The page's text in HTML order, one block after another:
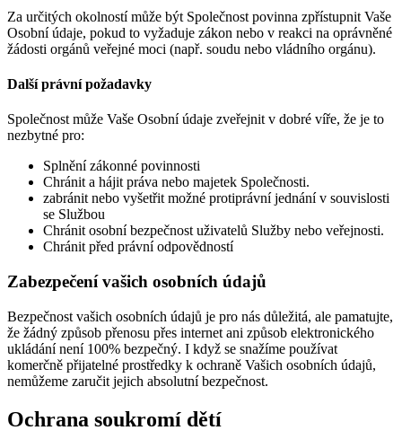
Za určitých okolností může být Společnost povinna zpřístupnit Vaše
Osobní údaje, pokud to vyžaduje zákon nebo v reakci na oprávněné
žádosti orgánů veřejné moci (např. soudu nebo vládního orgánu).
Další právní požadavky
Společnost může Vaše Osobní údaje zveřejnit v dobré víře, že je to
nezbytné pro:
Splnění zákonné povinnosti
Chránit a hájit práva nebo majetek Společnosti.
zabránit nebo vyšetřit možné protiprávní jednání v souvislosti
se Službou
Chránit osobní bezpečnost uživatelů Služby nebo veřejnosti.
Chránit před právní odpovědností
Zabezpečení vašich osobních údajů
Bezpečnost vašich osobních údajů je pro nás důležitá, ale pamatujte,
že žádný způsob přenosu přes internet ani způsob elektronického
ukládání není 100% bezpečný. I když se snažíme používat
komerčně přijatelné prostředky k ochraně Vašich osobních údajů,
nemůžeme zaručit jejich absolutní bezpečnost.
Ochrana soukromí dětí